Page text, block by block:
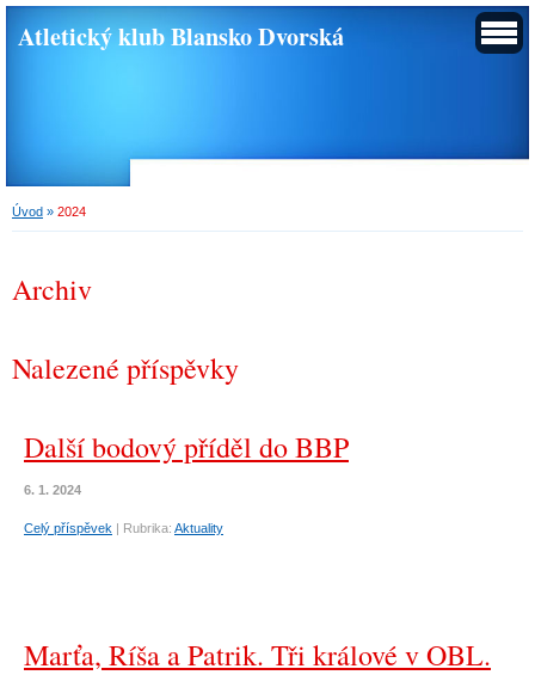
Atletický klub Blansko Dvorská
Úvod » 2024
Archiv
Nalezené příspěvky
Další bodový příděl do BBP
6. 1. 2024
Celý příspěvek | Rubrika: Aktuality
Marťa, Ríša a Patrik. Tři králové v OBL.